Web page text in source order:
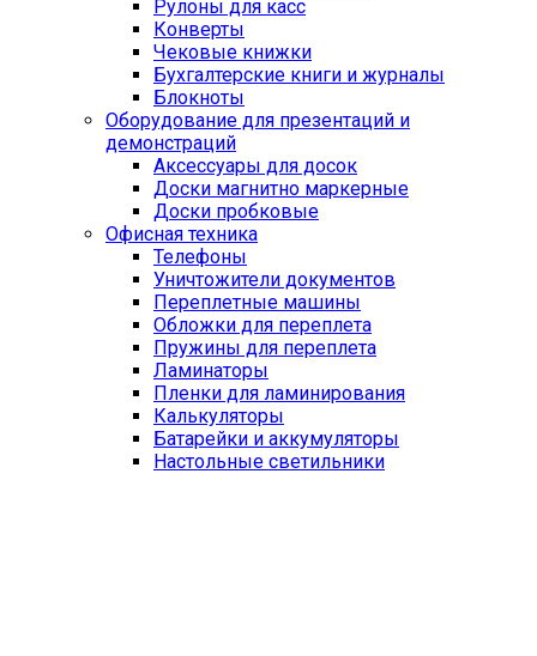
Рулоны для касс
Конверты
Чековые книжки
Бухгалтерские книги и журналы
Блокноты
Оборудование для презентаций и
демонстраций
Аксессуары для досок
Доски магнитно маркерные
Доски пробковые
Офисная техника
Телефоны
Уничтожители документов
Переплетные машины
Обложки для переплета
Пружины для переплета
Ламинаторы
Пленки для ламинирования
Калькуляторы
Батарейки и аккумуляторы
Настольные светильники